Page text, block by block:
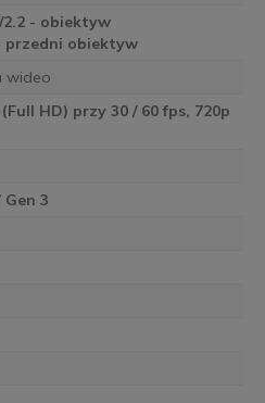
2.2 - obiektyw
przedni obiektyw
wideo
HD) przy 30 / 60 fps, 720p
3